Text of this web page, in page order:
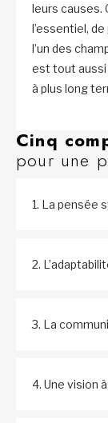
leurs causes.
l’essentiel,
l’un des
est tout aussi
à plus long
Cinq
pour une
1. La pensée
2.
3. La
4. Une vision